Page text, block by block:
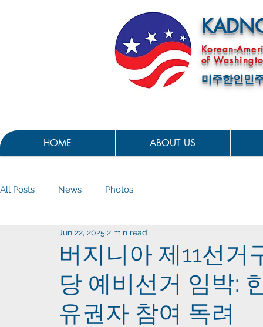
Korean-
of
미주한인민
HOME ABOUT US
All Posts News Photos
버지니아 제11선거
당 예비선거 임박:
유권자 참여 독려
Jun 22, 2025 2 min read